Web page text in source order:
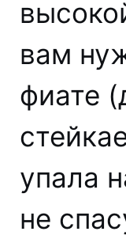
вам
фиате
упала
не